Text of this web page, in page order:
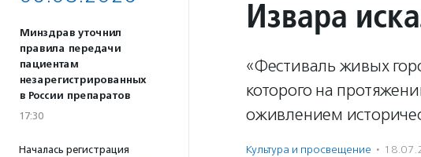
Минздрав уточнил
правила передачи
пациентам
незарегистрированных
в России препаратов
17:30
Началась регистрация
Извара
«Фестиваль живых
которого на
оживлением
Культура и просвещение ·